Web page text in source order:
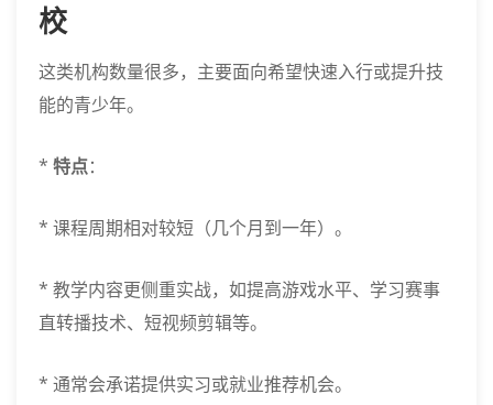
校
这类机构数量很多，主要面向希望快速入行或提升技
能的青少年。
* 特点：
* 课程周期相对较短（几个月到一年）。
* 教学内容更侧重实战，如提高游戏水平、学习赛事
直转播技术、短视频剪辑等。
* 通常会承诺提供实习或就业推荐机会。